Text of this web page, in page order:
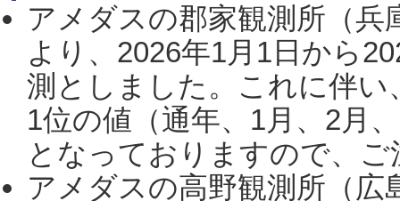
アメダスの郡家観測所（
より、2026年1月1日から
測としました。これに伴い
1位の値（通年、1月、2月
となっておりますので、
アメダスの高野観測所（